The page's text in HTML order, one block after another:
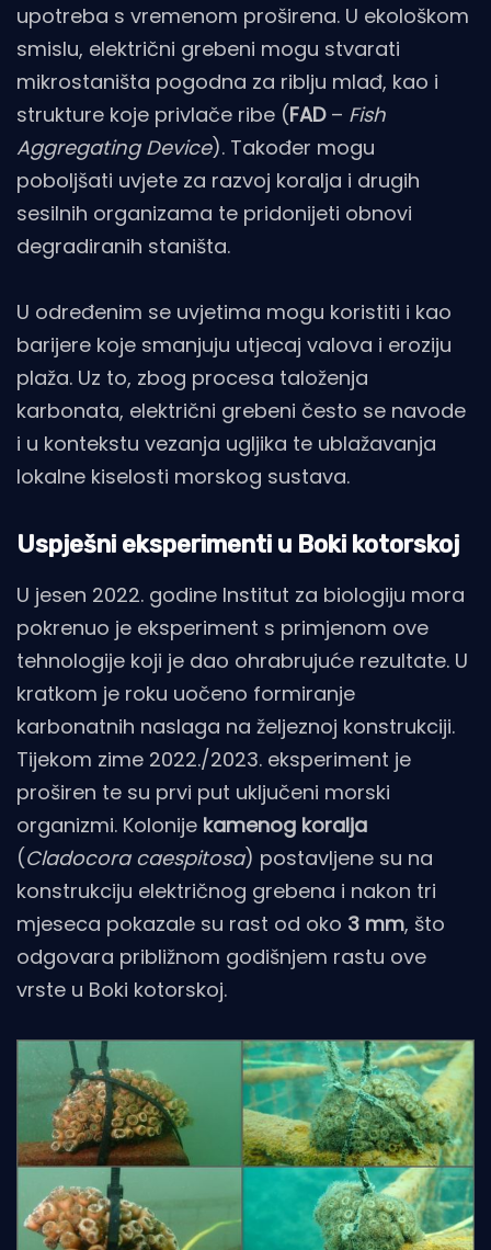
upotreba s vremenom proširena. U ekološkom
smislu, električni grebeni mogu stvarati
mikrostaništa pogodna za riblju mlađ, kao i
strukture koje privlače ribe (FAD– Fish
Aggregating Device). Također mogu
poboljšati uvjete za razvoj koralja i drugih
sesilnih organizama te pridonijeti obnovi
degradiranih staništa.
U određenim se uvjetima mogu koristiti i kao
barijere koje smanjuju utjecaj valova i eroziju
plaža. Uz to, zbog procesa taloženja
karbonata, električni grebeni često se navode
i u kontekstu vezanja ugljika te ublažavanja
lokalne kiselosti morskog sustava.
Uspješni eksperimenti u Boki kotorskoj
U jesen 2022. godine Institut za biologiju mora
pokrenuo je eksperiment s primjenom ove
tehnologije koji je dao ohrabrujuće rezultate. U
kratkom je roku uočeno formiranje
karbonatnih naslaga na željeznoj konstrukciji.
Tijekom zime 2022./2023. eksperiment je
proširen te su prvi put uključeni morski
organizmi. Kolonije kamenog koralja
(Cladocora caespitosa) postavljene su na
konstrukciju električnog grebena i nakon tri
mjeseca pokazale su rast od oko 3 mm, što
odgovara približnom godišnjem rastu ove
vrste u Boki kotorskoj.